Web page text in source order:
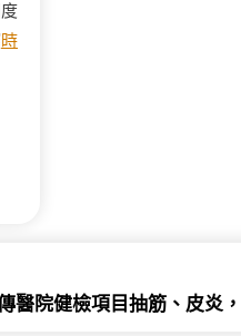
時
醫院健檢項目抽筋、皮炎